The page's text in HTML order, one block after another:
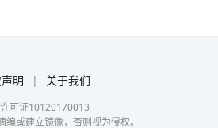
明 | 关于我们
可证10120170013
或建立镜像，否则视为侵权。